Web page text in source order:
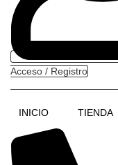
Acceso / Registro
INICIO TIENDA